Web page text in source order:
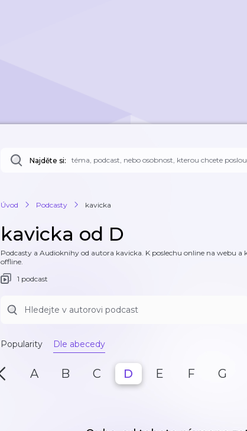
Najděte si:
Úvod Podcasty kavicka
kavicka od D
Podcasty a Audioknihy od autora kavicka. K poslechu online na webu a
offline.
1 podcast
Popularity Dle abecedy
A B C D E F G